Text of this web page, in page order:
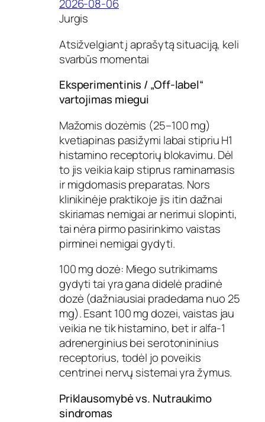
2026-08-06
Jurgis
Atsižvelgiant į aprašytą situaciją, keli
svarbūs momentai
Eksperimentinis / „Off-label“
vartojimas miegui
Mažomis dozėmis (25–100 mg)
kvetiapinas pasižymi labai stipriu H1
histamino receptorių blokavimu. Dėl
to jis veikia kaip stiprus raminamasis
ir migdomasis preparatas. Nors
klinikinėje praktikoje jis itin dažnai
skiriamas nemigai ar nerimui slopinti,
tai nėra pirmo pasirinkimo vaistas
pirminei nemigai gydyti.
100 mg dozė: Miego sutrikimams
gydyti tai yra gana didelė pradinė
dozė (dažniausiai pradedama nuo 25
mg). Esant 100 mg dozei, vaistas jau
veikia ne tik histamino, bet ir alfa-1
adrenerginius bei serotonininius
receptorius, todėl jo poveikis
centrinei nervų sistemai yra žymus.
Priklausomybė vs. Nutraukimo
sindromas